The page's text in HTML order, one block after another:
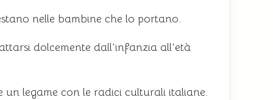
nelle bambine che lo portano.
dolcemente dall'infanzia all'età
un legame con le radici culturali italiane.